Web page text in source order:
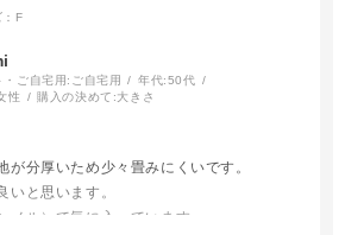
：F
・ご自宅用: ご自宅用 年代:50代
性 購入の決めて:大きさ
が分厚いため少々畳みにくいです。
いと思います。
メル）で気に入っています。